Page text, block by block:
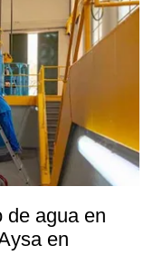
de agua en
en